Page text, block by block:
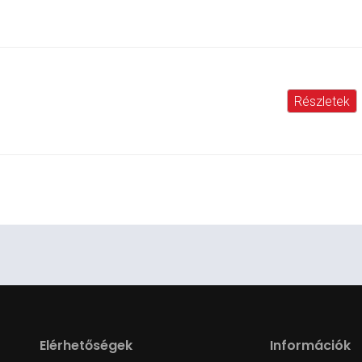
Részletek
Elérhetőségek Információk